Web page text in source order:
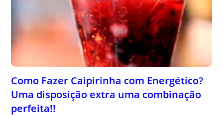
Como Fazer Caipirinha com Energético?
Uma disposição extra uma combinação
perfeita!!